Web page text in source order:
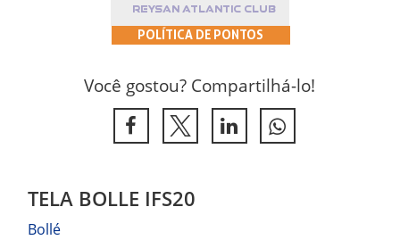
REYSAN ATLANTIC CLUB
POLÍTICA DE PONTOS
Você gostou? Compartilhá-lo!
TELA BOLLE IFS20
Bollé